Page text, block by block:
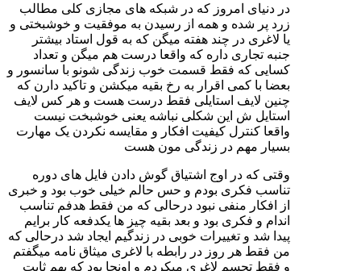
در دنیای امروز که در شبکه های مجازی کلی مطالب
زرد پر شده و همه از رسیدن به موفقیت و خوشبختی و
یا لاغری در چند هفته میگن که به قول استاد بیشتر
جنبه تجاری داره که واقعا درست هم میگن و تعداد
کسایی که فقط قسمت خوب زندگی شونو با سانسور و
بعضا با کمی اقرار به رخ بقیه میکشن و تاکید دارن که
چنین لایف استایلی فقط درست هست و هر کس لایف
استایل ش این شکلی نباشه یعنی خوشبخت نیست
واقعا کنترل کیفیت افکار و مقایسه نکردن یک مهارت
بسیار مهم در زندگی مون هست
وقتی که در اوج اشتیاق گوش دادن فایل های دوره
تناسب فکری بودم و حس حالم خیلی خوب بود و خبری
از افکار منفی نبود درحالی که من فقط هدفم تناسب
اندام و فکری بود و بعد بقیه چیز ها یکدفعه کار برایم
پیدا شد و تغییرات خوبی در زندگیم ایجاد شد درحالی که
من فقط هر روز در رابطه با لاغری میثاق نامه میگفتم
و فقط تجسم لاغری میکردم و اونجا بود که بهم ثابت